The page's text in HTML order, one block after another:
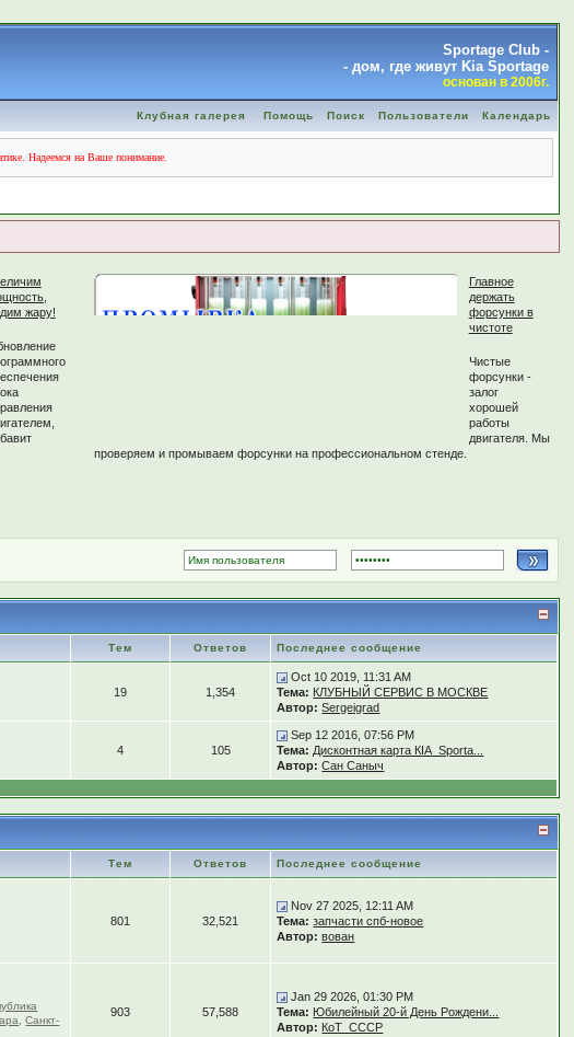
Sportage Club -
- дом, где живут Kia Sportage
основан в 2006г.
Клубная галерея Помощь Поиск Пользователи Календарь
Надеемся на Ваше понимание.
жару!
Главное
держать
форсунки в
чистоте
Чистые
форсунки -
залог
хорошей
работы
двигателя. Мы
проверяем и промываем форсунки на профессиональном стенде.
Тем Ответов Последнее сообщение
19 1,354
Oct 10 2019, 11:31 AM
Тема: КЛУБНЫЙ СЕРВИС В МОСКВЕ
Автор: Sergeigrad
4 105
Sep 12 2016, 07:56 PM
Тема: Дисконтная карта КIA_Sporta...
Автор: Сан Саныч
Тем Ответов Последнее сообщение
801 32,521
Nov 27 2025, 12:11 AM
Тема: запчасти спб-новое
Автор: вован
,Санкт-
903 57,588
Jan 29 2026, 01:30 PM
Тема: Юбилейный 20-й День Рождени...
Автор: КоТ_СССР